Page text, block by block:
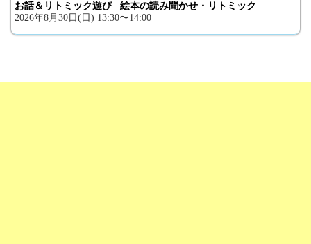
お話＆リトミック遊び −絵本の読み聞かせ・リトミック−
2026年8月30日(日) 13:30〜14:00